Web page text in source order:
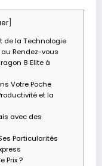
]
de la Technologie
au Rendez-vous
8 Elite à
Votre Poche
et la
avec des
Particularités
Prix ?